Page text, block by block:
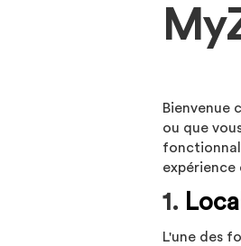
Bienvenue
ou que
expérience
1.
L'une des